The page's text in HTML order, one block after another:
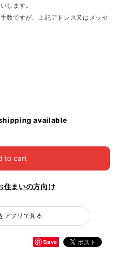
します。
数ですが、上記アドレス又はメッセ
available
to cart
住まいの方向け
アプリで見る
Save